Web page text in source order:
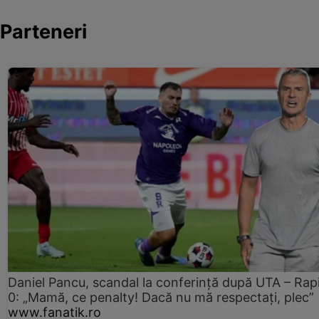
Parteneri
Daniel Pancu, scandal la conferință după UTA –
0: „Mamă, ce penalty! Dacă nu mă respectați, plec”
www.fanatik.ro